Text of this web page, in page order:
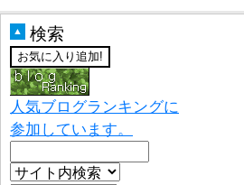
▲ 検索
人気ブログランキングに
参加しています。